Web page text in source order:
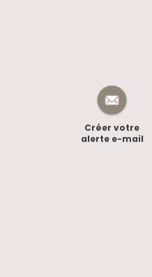
Créer votre
alerte e-mail